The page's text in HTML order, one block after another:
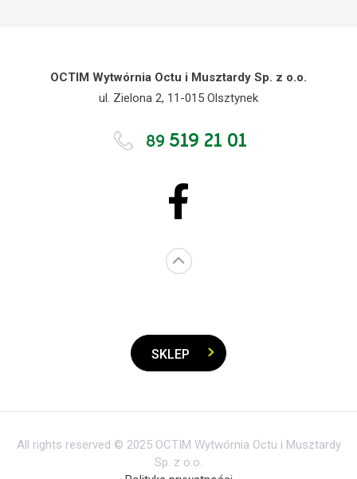
OCTIM Wytwórnia Octu i Musztardy Sp. z o.o.
ul. Zielona 2, 11-015 Olsztynek
89 519 21 01
SKLEP
All rights reserved © 2025 OCTIM Wytwórnia Octu i Musztardy
Sp. z o.o.